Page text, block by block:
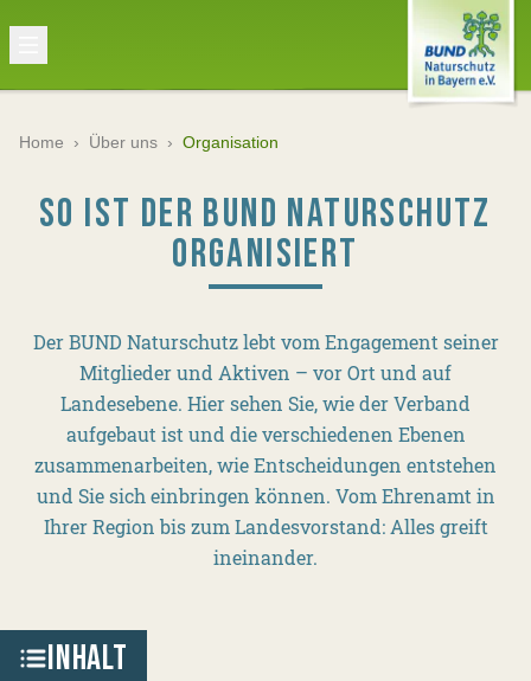
Home › Über uns › Organisation
SO IST DER BUND NATURSCHUTZ
ORGANISIERT
Der BUND Naturschutz lebt vom Engagement seiner
Mitglieder und Aktiven – vor Ort und auf
Landesebene. Hier sehen Sie, wie der Verband
aufgebaut ist und die verschiedenen Ebenen
zusammenarbeiten, wie Entscheidungen entstehen
und Sie sich einbringen können. Vom Ehrenamt in
Ihrer Region bis zum Landesvorstand: Alles greift
ineinander.
INHALT